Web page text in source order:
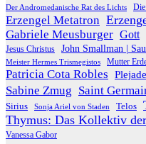
Der Andromedanische Rat des Lichts
Erzengel Metatron
Gabriele Meusburger Gott
Jesus Christus John Smallman |
Meister Hermes Trismegistos Mutter
Patricia Cota Robles
Sabine Zmug Saint
Sirius Sonja Ariel von Staden Telos
Thymus: Das Kollektiv
Vanessa Gabor